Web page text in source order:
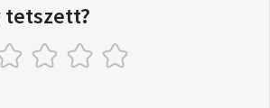
tetszett?